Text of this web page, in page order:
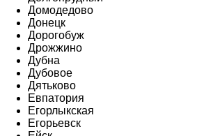
Домодедово
Донецк
Дорогобуж
Дрожжино
Дубна
Дубовое
Дятьково
Евпатория
Егорлыкская
Егорьевск